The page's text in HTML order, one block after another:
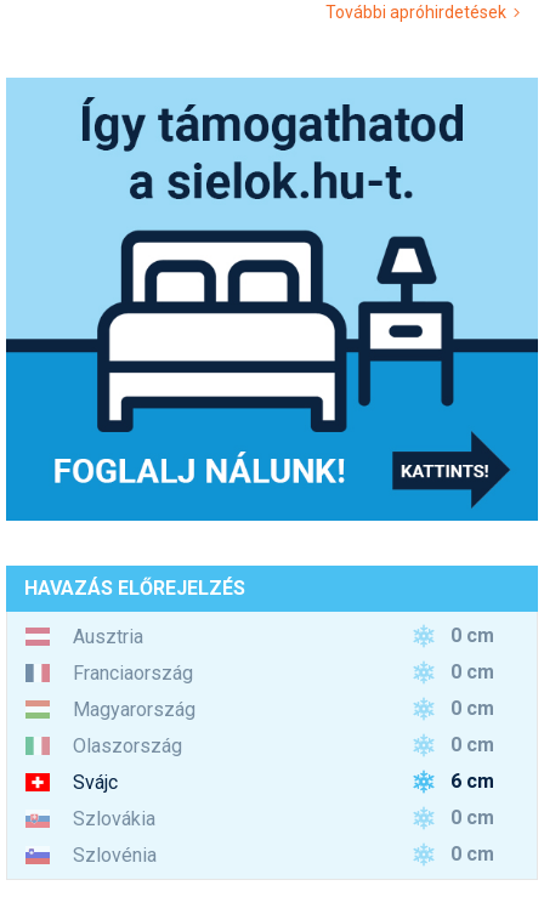
További apróhirdetések
HAVAZÁS ELŐREJELZÉS
Ausztria
0 cm
Franciaország
0 cm
Magyarország
0 cm
Olaszország
0 cm
Svájc
6 cm
Szlovákia
0 cm
Szlovénia
0 cm